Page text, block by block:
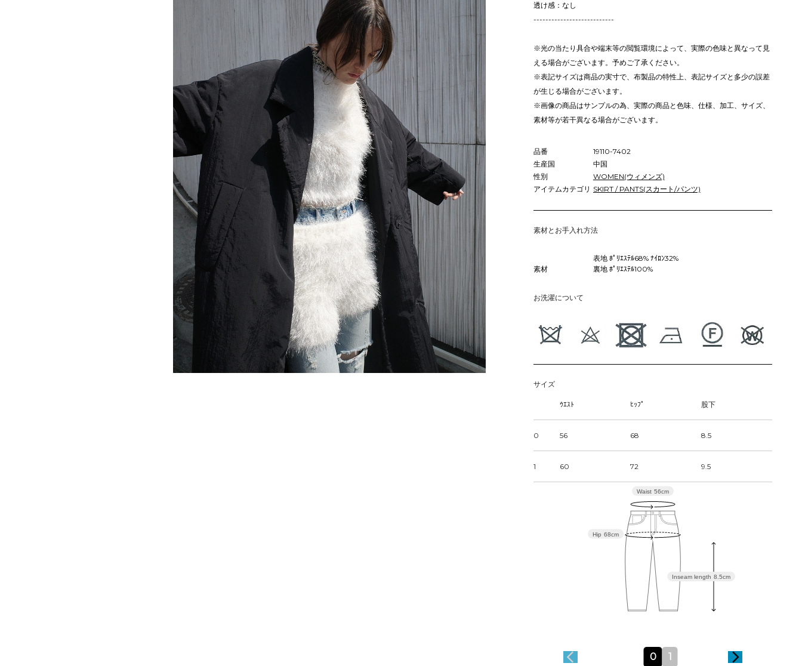
透け感：なし
---------------------------
※光の当たり具合や端末等の閲覧環境によって、実際の色味と異なって見
える場合がございます。予めご了承ください。
※表記サイズは商品の実寸で、布製品の特性上、表記サイズと多少の誤差
が生じる場合がございます。
※画像の商品はサンプルの為、実際の商品と色味、仕様、加工、サイズ、
素材等が若干異なる場合がございます。
品番
19110-7402
生産国
中国
性別
WOMEN(ウィメンズ)
アイテムカテゴリ SKIRT / PANTS(スカート/パンツ)
素材とお手入れ方法
素材
表地 ﾎﾟﾘｴｽﾃﾙ68% ﾅｲﾛﾝ32%
裏地 ﾎﾟﾘｴｽﾃﾙ100%
お洗濯について
サイズ
ｳｴｽﾄ ﾋｯﾌﾟ 股下
0 56 68 8.5
1 60 72 9.5
Inseam length 8.5cm
Hip 68cm
Waist 56cm
0 1